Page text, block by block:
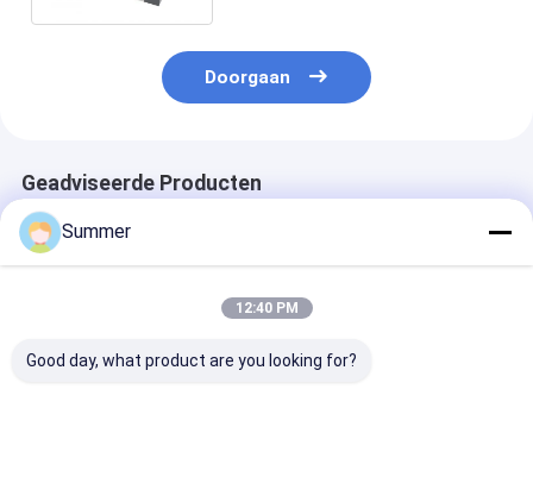
Doorgaan
Geadviseerde Producten
Summer
12:40 PM
Good day, what product are you looking for?